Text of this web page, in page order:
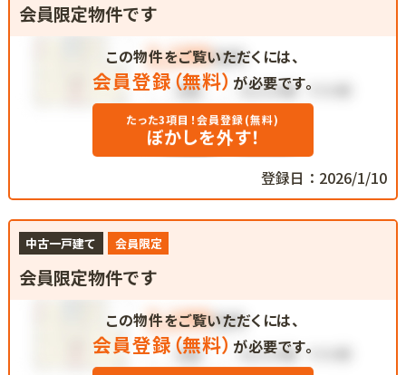
会員限定物件です
この物件をご覧いただくには、
会員登録（無料） が必要です。
たった3項目！会員登録(無料)
ぼかしを外す！
登録日：2026/1/10
中古一戸建て 会員限定
会員限定物件です
この物件をご覧いただくには、
会員登録（無料） が必要です。